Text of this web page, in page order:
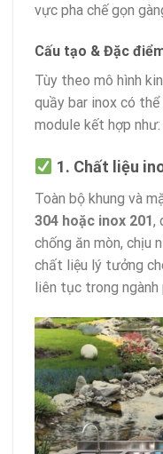
vực pha chế gọn
Cấu tạo & Đặc
Tùy theo mô hình
quầy bar inox có
module kết hợp như:
1. Chất liệu
Toàn bộ khung và
304 hoặc inox 201,
chống ăn mòn, chịu
chất liệu lý tưởng
liên tục trong ngành